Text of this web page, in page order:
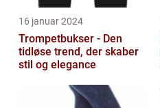
16 januar 2024
Trompetbukser - Den
tidløse trend, der skaber
stil og elegance